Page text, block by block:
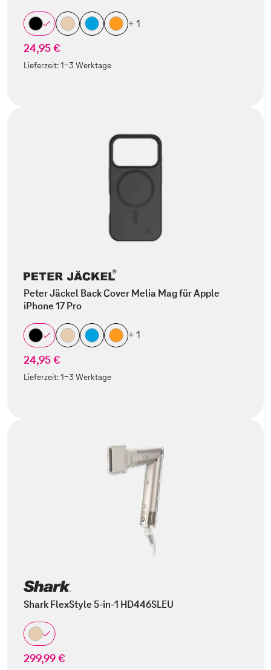
+ 1
24,95 €
Lieferzeit:1-3 Werktage
Peter Jäckel Back Cover Melia Mag für Apple
iPhone 17 Pro
+ 1
24,95 €
Lieferzeit:1-3 Werktage
Shark FlexStyle 5-in-1 HD446SLEU
299,99 €